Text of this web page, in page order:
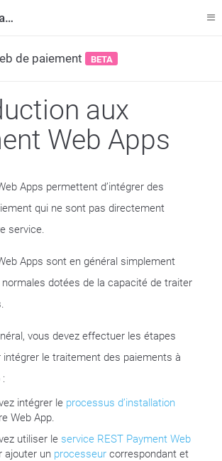
Documentation
de paiement BETA
aux
Web Apps
Apps permettent d’intégrer des
qui ne sont pas directement
service.
Apps sont en général simplement
normales dotées de la capacité de traiter
vous devez effectuer les étapes
intégrer le traitement des paiements à
intégrer le processus d’installation
Web App.
utiliser le service REST Payment Web
ajouter un processeur correspondant et